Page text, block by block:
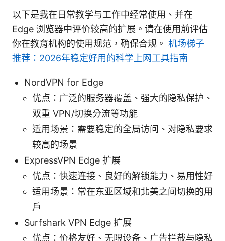
以下是我在日常教学与工作中经常使用、并在
Edge 浏览器中评价较高的扩展。请在使用前评估
你在教育机构的使用规范，确保合规。 机场梯子
推荐：2026年稳定好用的科学上网工具指南
NordVPN for Edge
优点：广泛的服务器覆盖、强大的隐私保护、
双重 VPN/切换分流等功能
适用场景：需要稳定的全局访问、对隐私要求
较高的场景
ExpressVPN Edge 扩展
优点：快速连接、良好的解锁能力、易用性好
适用场景：常在东亚区域和北美之间切换的用
户
Surfshark VPN Edge 扩展
优点：价格友好、无限设备、广告拦截与隐私